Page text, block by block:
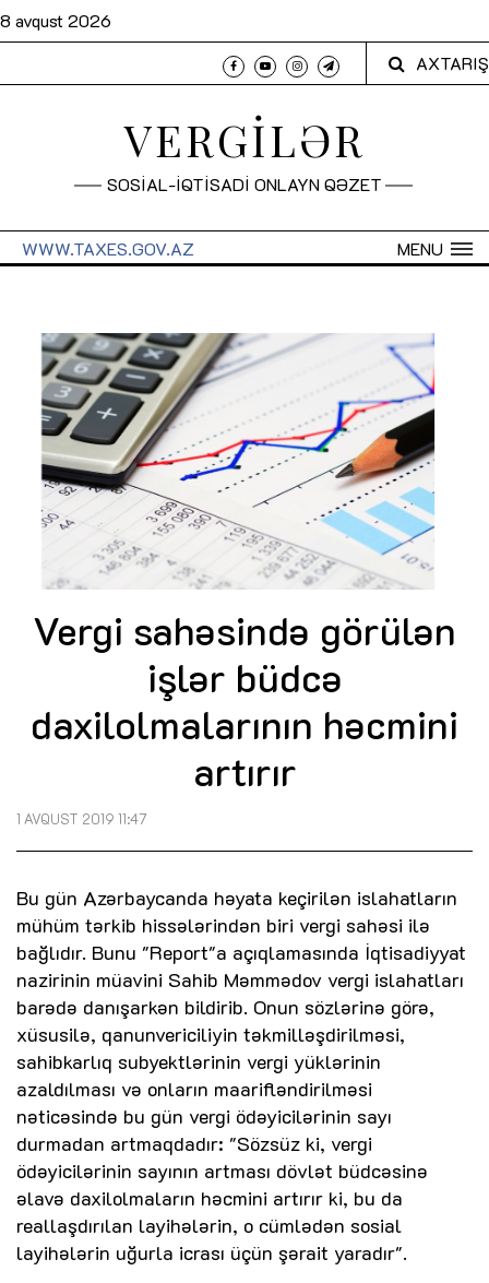
8 avqust 2026
AXTARIŞ
VERGİLƏR
SOSİAL-İQTİSADİ ONLAYN QƏZET
MENU
WWW.TAXES.GOV.AZ
Vergi sahəsində görülən
işlər büdcə
daxilolmalarının həcmini
artırır
1 AVQUST 2019 11:47
Bu gün Azərbaycanda həyata keçirilən islahatların
mühüm tərkib hissələrindən biri vergi sahəsi ilə
bağlıdır. Bunu "Report"a açıqlamasında İqtisadiyyat
nazirinin müavini Sahib Məmmədov vergi islahatları
barədə danışarkən bildirib. Onun sözlərinə görə,
xüsusilə, qanunvericiliyin təkmilləşdirilməsi,
sahibkarlıq subyektlərinin vergi yüklərinin
azaldılması və onların maarifləndirilməsi
nəticəsində bu gün vergi ödəyicilərinin sayı
durmadan artmaqdadır: "Sözsüz ki, vergi
ödəyicilərinin sayının artması dövlət büdcəsinə
əlavə daxilolmaların həcmini artırır ki, bu da
reallaşdırılan layihələrin, o cümlədən sosial
layihələrin uğurla icrası üçün şərait yaradır".